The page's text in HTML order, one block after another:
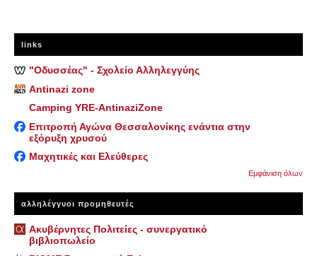
links
"Οδυσσέας" - Σχολείο Αλληλεγγύης
Antinazi zone
Camping YRE-AntinaziZone
Επιτροπή Αγώνα Θεσσαλονίκης ενάντια στην
εξόρυξη χρυσού
Μαχητικές και Ελεύθερες
Εμφάνιση όλων
αλληλέγγυοι προμηθευτές
Ακυβέρνητες Πολιτείες - συνεργατικό
βιβλιοπωλείο